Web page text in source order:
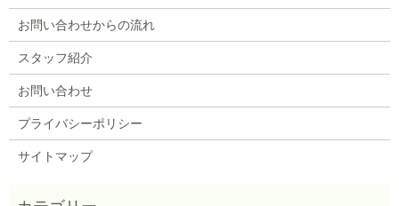
お問い合わせからの流れ
スタッフ紹介
お問い合わせ
プライバシーポリシー
サイトマップ